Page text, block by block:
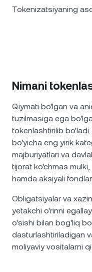
Tokenizatsiyaning
Nimani
Qiymati bo'lgan va
tuzilmasiga ega
tokenlashtirilib
bo'yicha eng yirik
majburiyatlari va
tijorat ko'chmas
hamda aksiyali fondlar.
Obligatsiyalar va
yetakchi o'rinni
o'sishi bilan bog'liq
dasturlashtiriladigan
moliyaviy vositalarni